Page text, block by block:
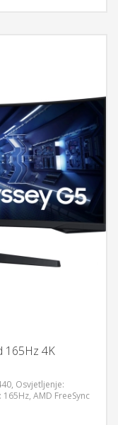
165Hz 4K
Osvjetljenje:
AMD FreeSync